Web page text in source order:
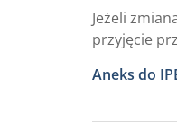
Jeżeli
przyjęcie
Aneks do